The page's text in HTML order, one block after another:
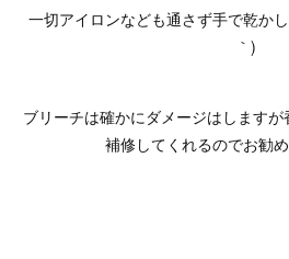
一切アイロンなども通さず手で乾か
｀)
ブリーチは確かにダメージはします
補修してくれるのでお勧